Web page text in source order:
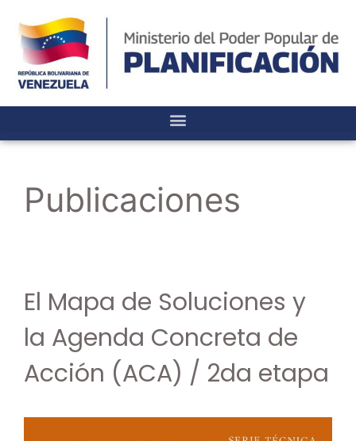
Publicaciones
El Mapa de Soluciones y
la Agenda Concreta de
Acción (ACA) / 2da etapa